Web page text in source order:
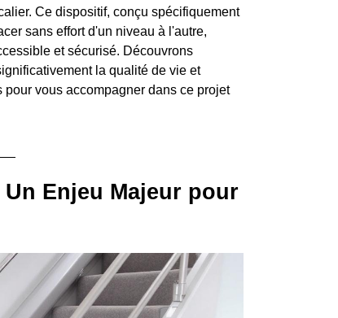
Ce dispositif, conçu spécifiquement
sans effort d'un niveau à l'autre,
et sécurisé. Découvrons
la qualité de vie et
vous accompagner dans ce projet
Enjeu Majeur pour